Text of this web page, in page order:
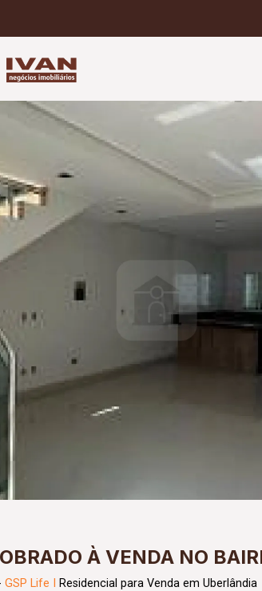
À VENDA NO
GSP Life I Residencial para Venda em Uberlândia